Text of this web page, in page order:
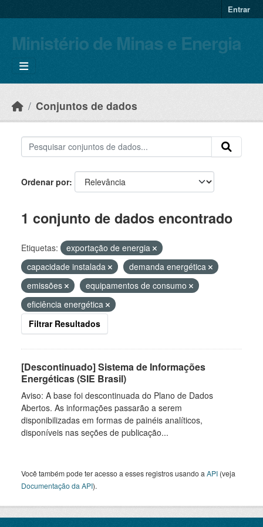
Entrar
Ministério de Minas e Energia
Conjuntos de dados
Ordenar por
1 conjunto de dados encontrado
Etiquetas:
exportação de energia
capacidade instalada
demanda energética
emissões
equipamentos de consumo
eficiência energética
Filtrar Resultados
[Descontinuado] Sistema de Informações
Energéticas (SIE Brasil)
Aviso: A base foi descontinuada do Plano de Dados
Abertos. As informações passarão a serem
disponibilizadas em formas de painéis analíticos,
disponíveis nas seções de publicação...
Você também pode ter acesso a esses registros usando a API (veja
Documentação da API).